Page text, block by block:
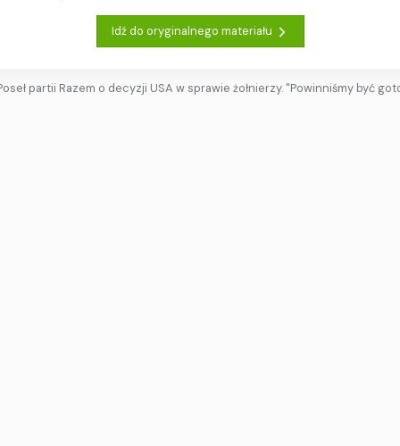
Idź do oryginalnego materiału
partii Razem o decyzji USA w sprawie żołnierzy. "Powinniśmy być